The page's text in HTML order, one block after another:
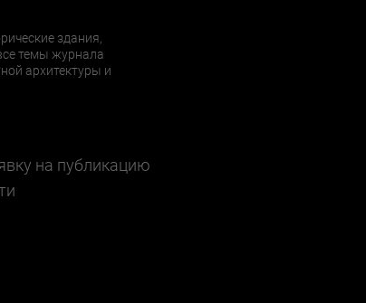
здания,
темы журнала
архитектуры и
на публикацию